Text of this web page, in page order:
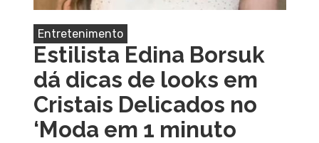
Entretenimento
Estilista Edina Borsuk
dá dicas de looks em
Cristais Delicados no
‘Moda em 1 minuto